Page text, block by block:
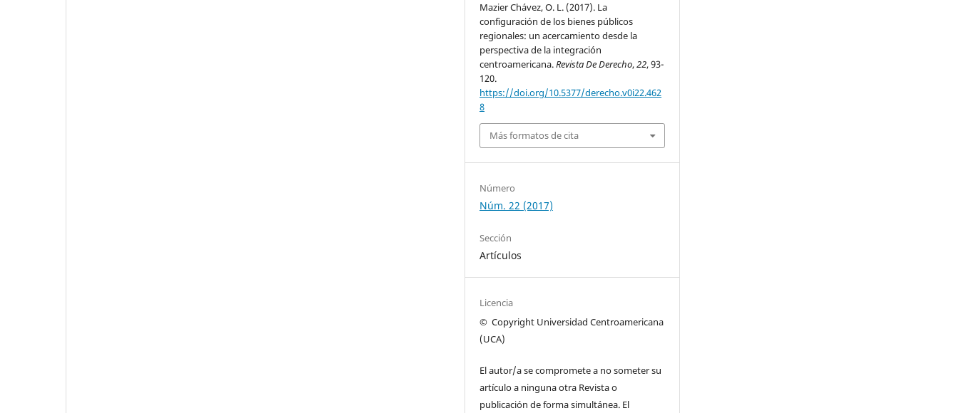
Mazier Chávez, O. L. (2017). La
configuración de los bienes públicos
regionales: un acercamiento desde la
perspectiva de la integración
centroamericana.Revista De Derecho,22, 93-
120.
https://doi.org/10.5377/derecho.v0i22.462
8
Más formatos de cita
Número
Núm. 22 (2017)
Sección
Artículos
Licencia
© Copyright Universidad Centroamericana
(UCA)
El autor/a se compromete a no someter su
artículo a ninguna otra Revista o
publicación de forma simultánea. El